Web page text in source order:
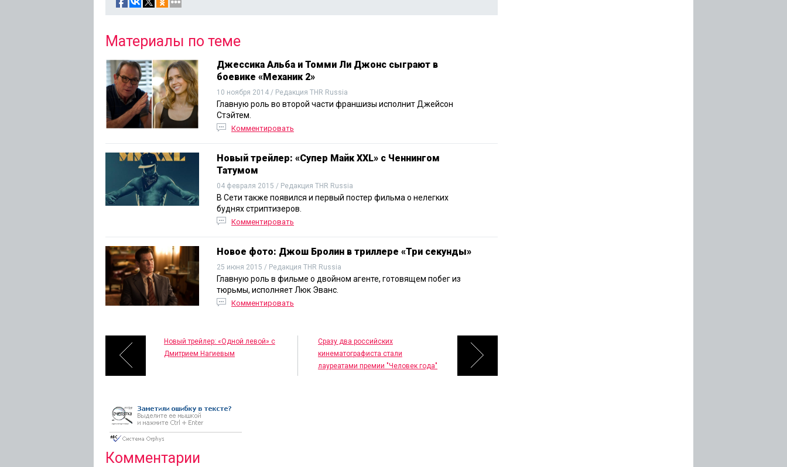
Материалы по теме
Джессика Альба и Томми Ли Джонс сыграют в
боевике «Механик 2»
10 ноября 2014 / Редакция THR Russia
Главную роль во второй части франшизы исполнит Джейсон
Стэйтем.
Комментировать
Новый трейлер: «Супер Майк XXL» с Ченнингом
Татумом
04 февраля 2015 / Редакция THR Russia
В Сети также появился и первый постер фильма о нелегких
буднях стриптизеров.
Комментировать
Новое фото: Джош Бролин в триллере «Три секунды»
25 июня 2015 / Редакция THR Russia
Главную роль в фильме о двойном агенте, готовящем побег из
тюрьмы, исполняет Люк Эванс.
Комментировать
Новый трейлер: «Одной левой» с
Дмитрием Нагиевым
Сразу два российских
кинематографиста стали
лауреатами премии "Человек года"
Комментарии